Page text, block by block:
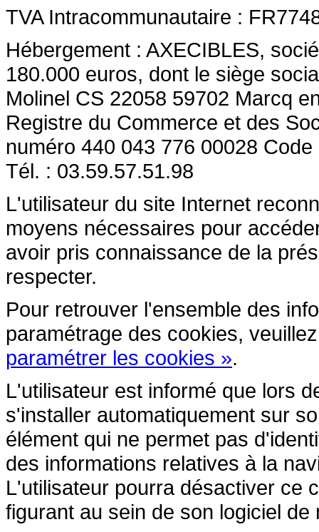
TVA Intracommunautaire :
Hébergement : AXECIBLES,
180.000 euros, dont le siège
Molinel CS 22058 59702 Marcq
Registre du Commerce et des
numéro 440 043 776 00028
Tél. : 03.59.57.51.98
L'utilisateur du site Internet
moyens nécessaires pour
avoir pris connaissance de la
respecter.
Pour retrouver l'ensemble des
paramétrage des cookies,
paramétrer les cookies ».
L'utilisateur est informé que lors
s'installer automatiquement sur
élément qui ne permet pas
des informations relatives à la
L'utilisateur pourra désactiver ce
figurant au sein de son logiciel de